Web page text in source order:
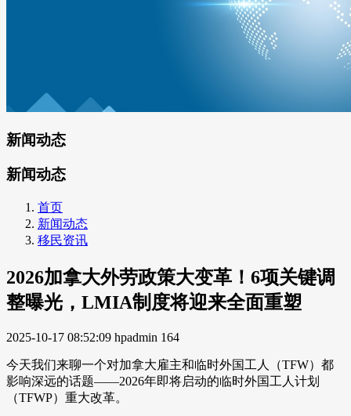
新闻动态
新闻动态
首页
新闻动态
移民资讯
2026加拿大外劳政策大变革！6项关键调
整曝光，LMIA制度将迎来全面重塑
2025-10-17 08:52:09 hpadmin 164
今天我们来聊一个对加拿大雇主和临时外国工人（TFW）都
影响深远的话题——2026年即将启动的临时外国工人计划
（TFWP）重大改革。